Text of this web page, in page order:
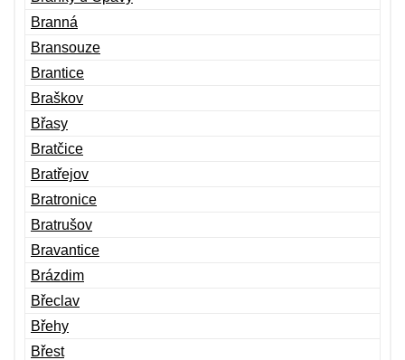
Branná
Bransouze
Brantice
Braškov
Břasy
Bratčice
Bratřejov
Bratronice
Bratrušov
Bravantice
Brázdim
Břeclav
Břehy
Břest